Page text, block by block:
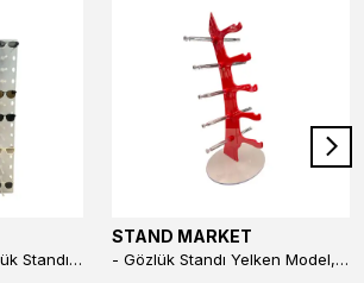
- Duvara Monte Gözlük Standı 56'li Pleksi Glass | 99x67 cm Gözlük Teşhir Standı
STAND MARKET
- Gözlük Standı Yelken Model, 5 Gözlük Kapasiteli Standı Kırmızı